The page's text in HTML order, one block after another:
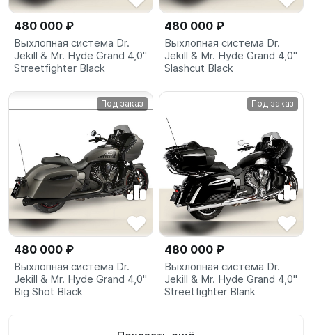
480 000 ₽
Выхлопная система Dr.
Jekill & Mr. Hyde Grand 4,0"
Streetfighter Black
480 000 ₽
Выхлопная система Dr.
Jekill & Mr. Hyde Grand 4,0"
Slashcut Black
Под заказ
480 000 ₽
Выхлопная система Dr.
Jekill & Mr. Hyde Grand 4,0"
Big Shot Black
Под заказ
480 000 ₽
Выхлопная система Dr.
Jekill & Mr. Hyde Grand 4,0"
Streetfighter Blank